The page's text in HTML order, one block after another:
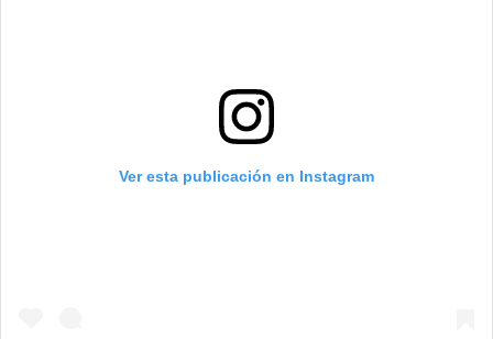
Ver esta publicación en Instagram